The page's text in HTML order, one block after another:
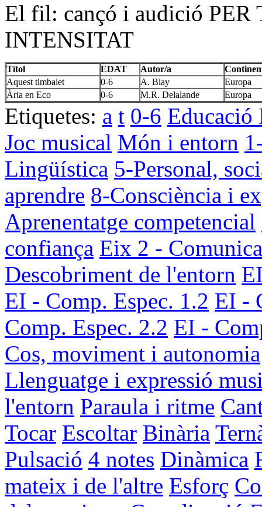
El fil: cançó i audició
INTENSITAT
Títol EDAT Autor/a
Aquest timbalet
0-6 A. Blay
Europa
Ària en Eco
0-6 M.R. Delalande Europa
Etiquetes: a t 0-6
Joc musical Món i entorn
Lingüística 5-Personal,
aprendre 8-Consciència i
Aprenentatge competencial
confiança Eix 2 -
Descobriment de l'entorn
EI - Comp. Espec. 1.2 EI -
Comp. Espec. 2.2 EI -
Cos, moviment i autonomia
Llenguatge i expressió
l'entorn Paraula i ritme
Tocar Escoltar Binària
Pulsació 4 notes Dinàmica
mateix i de l'altre Esforç